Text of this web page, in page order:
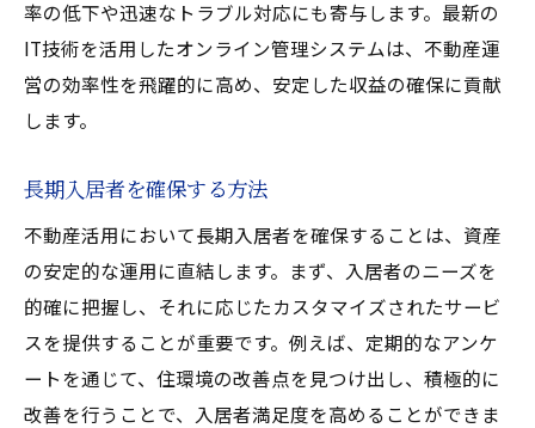
率の低下や迅速なトラブル対応にも寄与します。最新の
IT技術を活用したオンライン管理システムは、不動産運
営の効率性を飛躍的に高め、安定した収益の確保に貢献
します。
長期入居者を確保する方法
不動産活用において長期入居者を確保することは、資産
の安定的な運用に直結します。まず、入居者のニーズを
的確に把握し、それに応じたカスタマイズされたサービ
スを提供することが重要です。例えば、定期的なアンケ
ートを通じて、住環境の改善点を見つけ出し、積極的に
改善を行うことで、入居者満足度を高めることができま